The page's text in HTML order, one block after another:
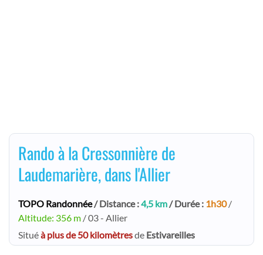
Rando à la Cressonnière de
Laudemarière, dans l'Allier
TOPO Randonnée/ Distance :4,5 km/ Durée : 1h30/
Altitude: 356 m / 03 - Allier
Situéà plus de 50 kilomètresde Estivareilles